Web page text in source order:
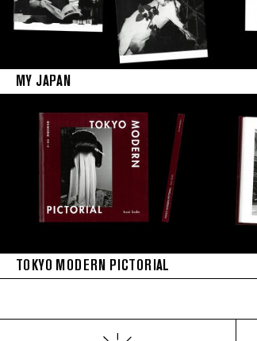
MY JAPAN
TOKYO MODERN PICTORIAL